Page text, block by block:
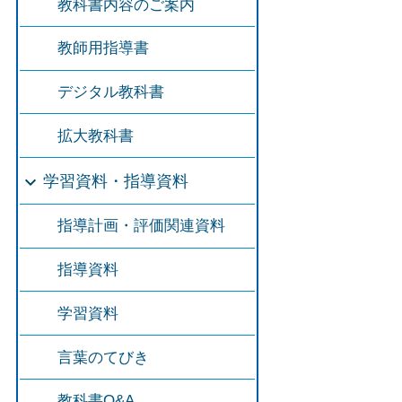
教科書内容のご案内
教師用指導書
デジタル教科書
拡大教科書
学習資料・指導資料
指導計画・評価関連資料
指導資料
学習資料
言葉のてびき